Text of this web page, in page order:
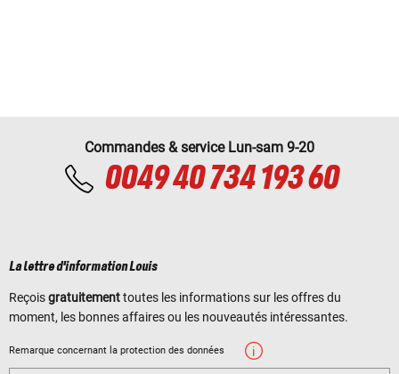
Commandes & service Lun-sam 9-20
0049 40 734 193 60
La lettre d'information Louis
Reçoisgratuitementtoutes les informations sur les offres du
moment, les bonnes affaires ou les nouveautés intéressantes.
Remarque concernant la protection des données